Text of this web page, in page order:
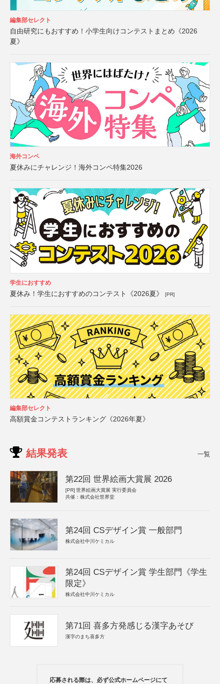
編集部セレクト
自由研究にもおすすめ！小学生向けコンテストまとめ《2026
夏》
海外コンペ
夏休みにチャレンジ！海外コンペ特集2026
学生におすすめ
夏休み！学生におすすめのコンテスト《2026夏》 [PR]
編集部セレクト
高額賞金コンテストランキング《2026年夏》
結果発表 一覧
第22回 世界絵画大賞展 2026
[PR] 世界絵画大賞展 実行委員会
共催：株式会社世界堂
第24回 CSデザイン賞 一般部門
株式会社中川ケミカル
第24回 CSデザイン賞 学生部門《学生
限定》
株式会社中川ケミカル
第71回 喜多方発感じる漢字あそび
漢字のまち喜多方
応募される際は、必ず公式ホームページにて